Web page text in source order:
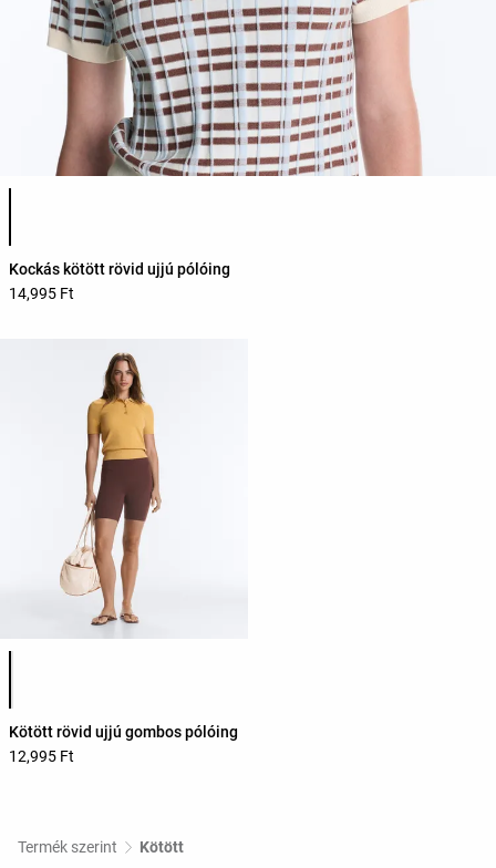
Kockás kötött rövid ujjú pólóing
14,995 Ft
Kötött rövid ujjú gombos pólóing
12,995 Ft
Termék szerint Kötött